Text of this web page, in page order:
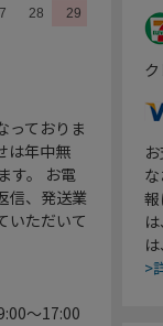
っておりま
は年中無
す。 お電
信、発送業
いただいて
～17:00
>